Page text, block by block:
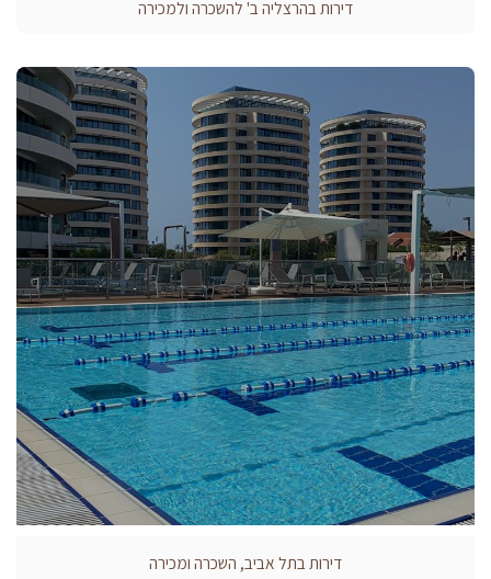
דירות בהרצליה ב' להשכרה ולמכירה
דירות בתל אביב, השכרה ומכירה